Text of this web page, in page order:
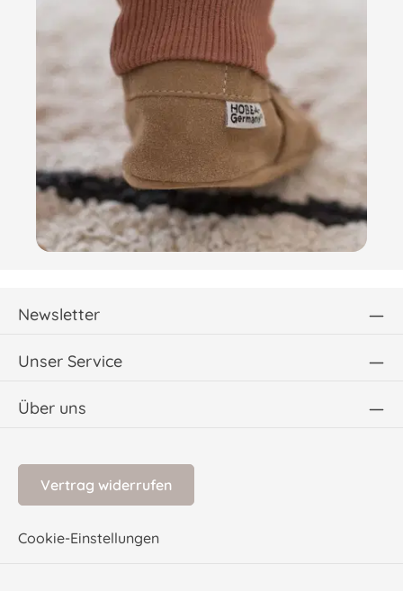
Newsletter
Unser Service
Über uns
Vertrag widerrufen
Cookie-Einstellungen